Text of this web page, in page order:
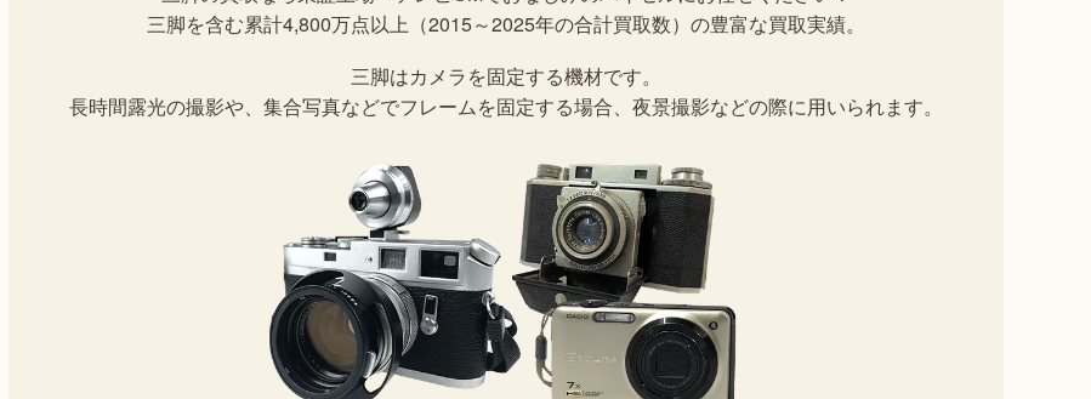
三脚を含む累計4,800万点以上（2015～2025年の合計買取数）の豊富な買取実績。
三脚はカメラを固定する機材です。
長時間露光の撮影や、集合写真などでフレームを固定する場合、夜景撮影などの際に用いられます。